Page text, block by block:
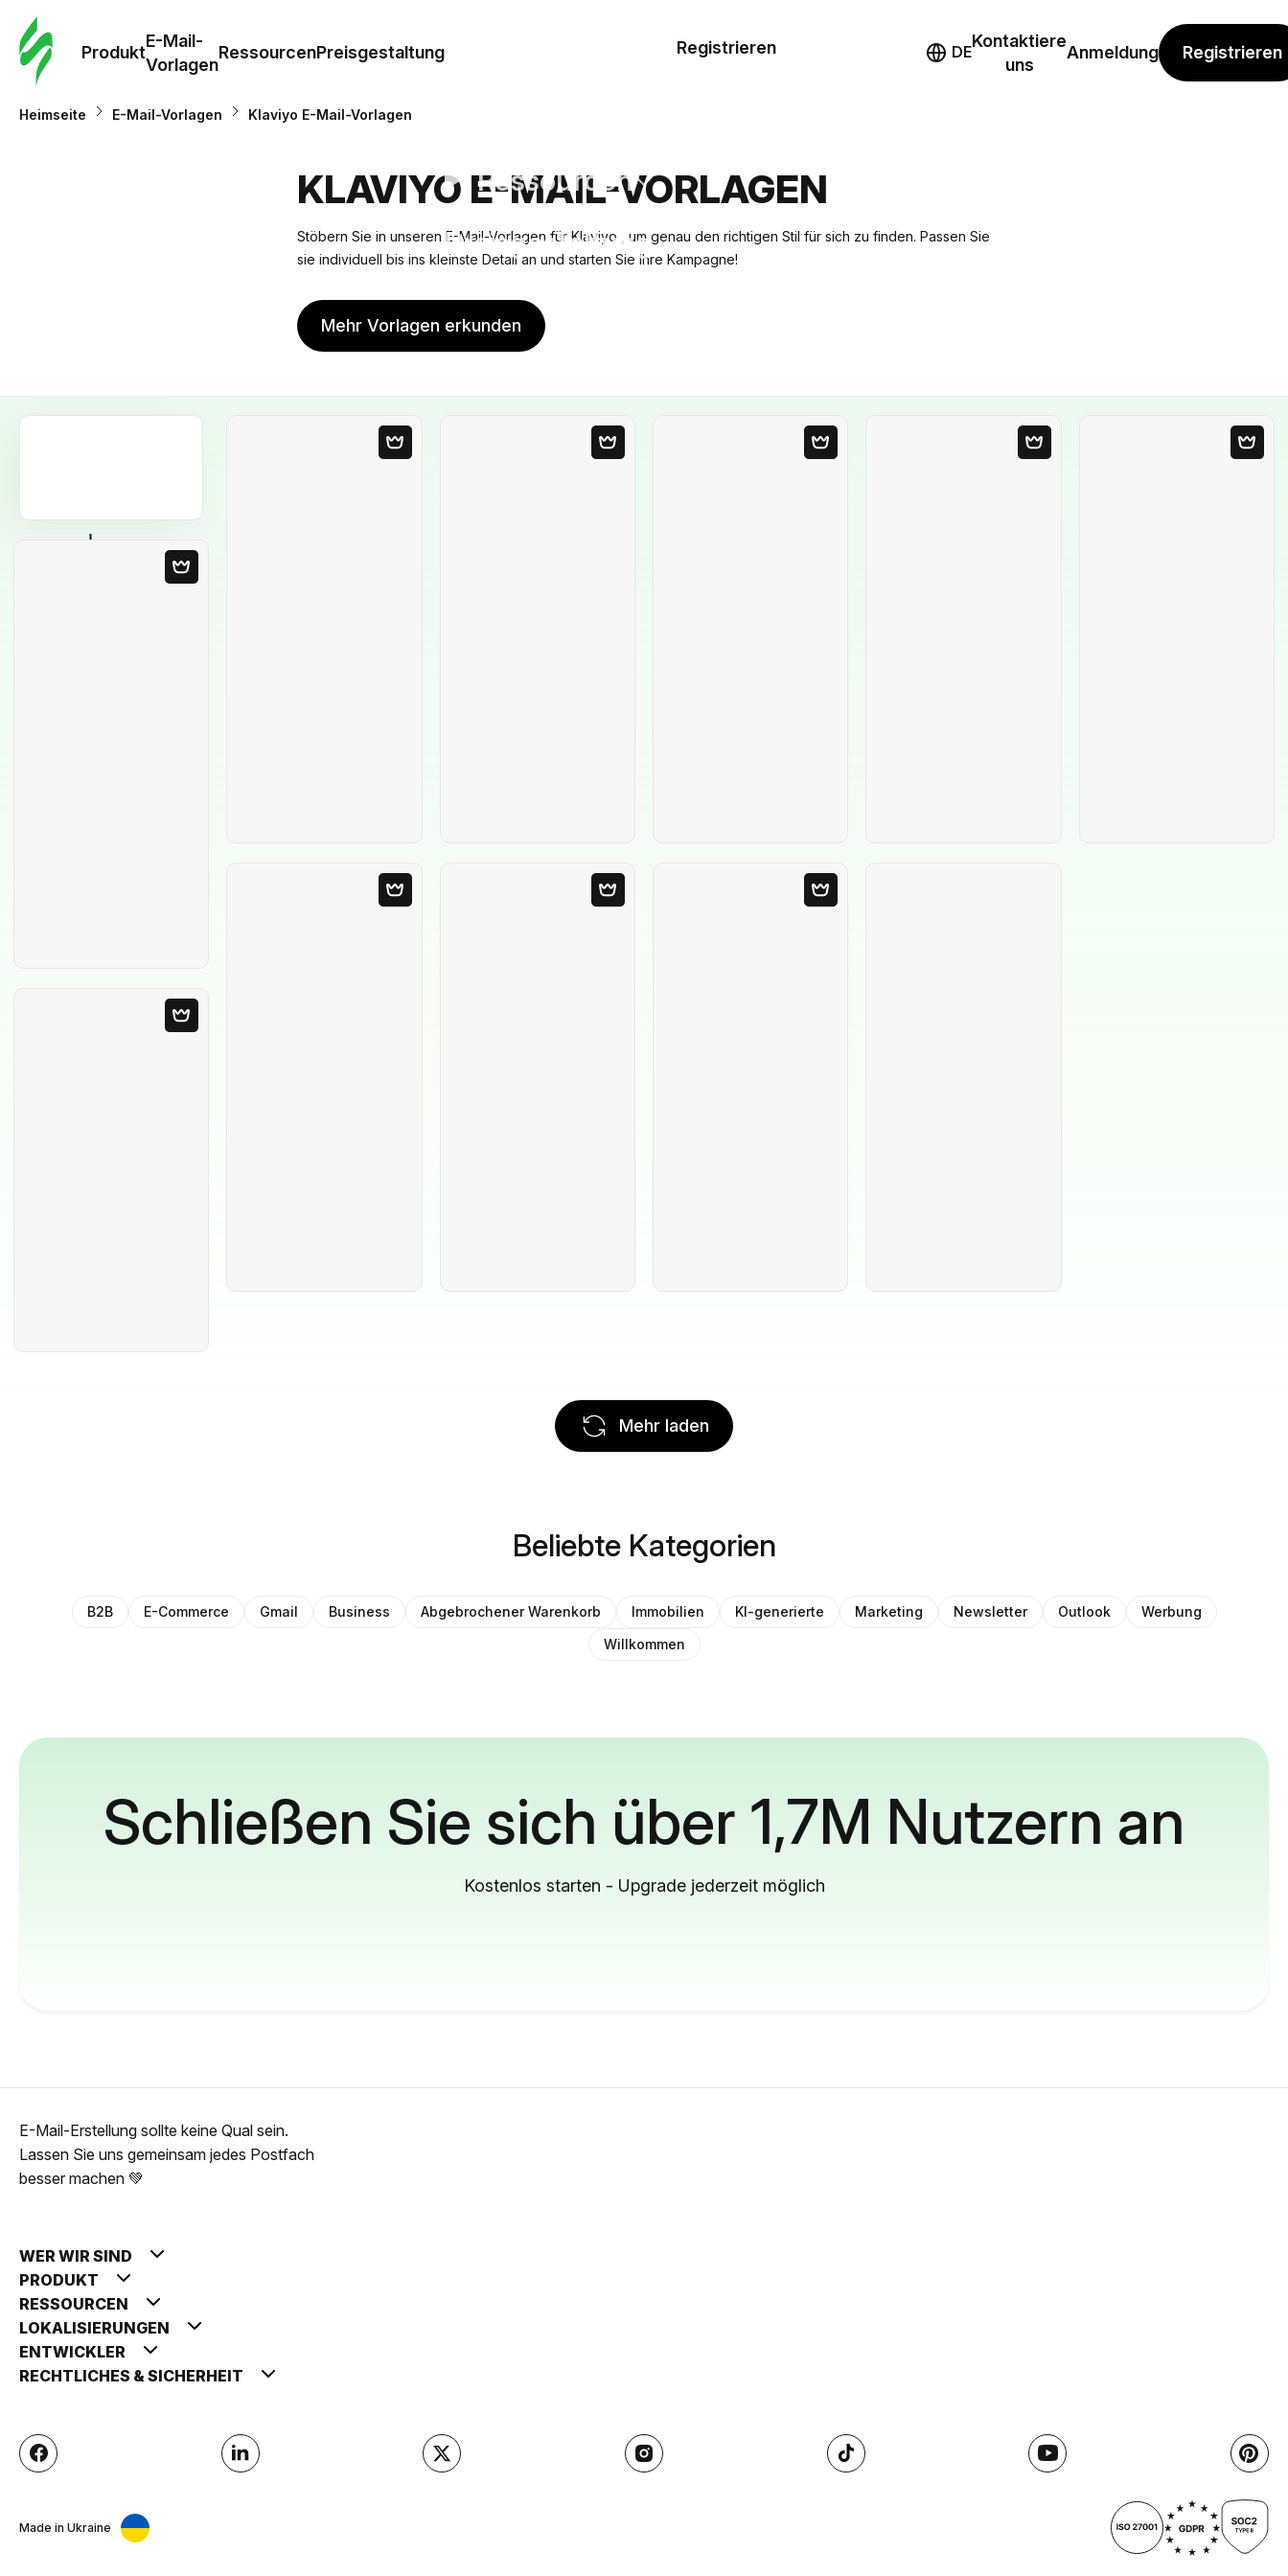
Produkt
E-Mail-
Vorlagen
RessourcenPreisgestaltung
Ressourcen
Preisgestaltung
Registrieren DE
Kontaktiere
uns
Anmeldung Registrieren
Heimseite E-Mail-Vorlagen Klaviyo E-Mail-Vorlagen
KLAVIYO E-MAIL-VORLAGEN
Stöbern Sie in unseren E-Mail-Vorlagen für Klaviyo , um genau den richtigen Stil für sich zu finden. Passen Sie
sie individuell bis ins kleinste Detail an und starten Sie Ihre Kampagne!
Mehr Vorlagen erkunden
Mehr laden
Beliebte Kategorien
B2B E-Commerce Gmail Business Abgebrochener Warenkorb Immobilien KI-generierte Marketing Newsletter Outlook
Werbung
Willkommen
Schließen Sie sich über 1,7M Nutzern an
Kostenlos starten - Upgrade jederzeit möglich
E-Mail-Erstellung sollte keine Qual sein.
Lassen Sie uns gemeinsam jedes Postfach
besser machen 💚
WER WIR SIND
PRODUKT
RESSOURCEN
LOKALISIERUNGEN
ENTWICKLER
RECHTLICHES & SICHERHEIT
Made in Ukraine